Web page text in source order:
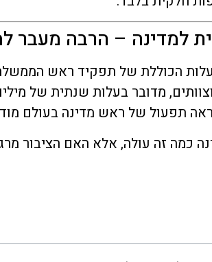
למדינה – הרבה מעבר
הכוללת של תפקיד ראש
מדובר בעלות שנתית של
תפעול של ראש מדינה בעולם
כמה זה עולה, אלא האם הציבור